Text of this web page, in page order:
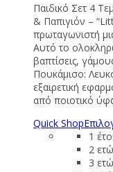
Παιδικό Σετ 4
& Παπιγιόν –
πρωταγωνιστή
Αυτό το
βαπτίσεις,
Πουκάμισο:
εξαιρετική
από ποιοτικό
Quick Shop
1
2
3